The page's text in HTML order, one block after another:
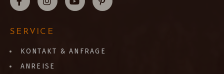
SERVICE
KONTAKT & ANFRAGE
ANREISE